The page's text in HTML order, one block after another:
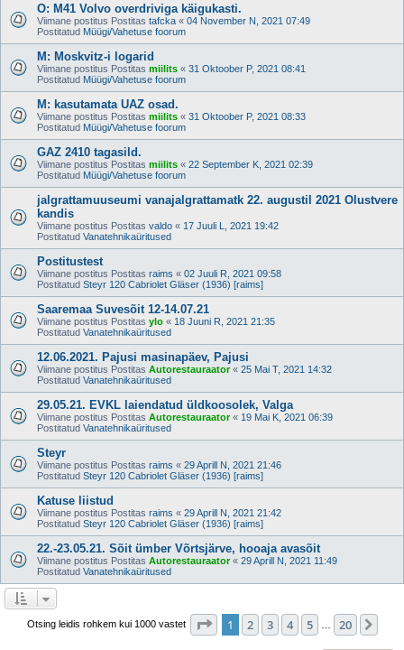
O: M41 Volvo overdriviga käigukasti.
Viimane postitus Postitas tafcka « 04 November N, 2021 07:49
Postitatud Müügi/Vahetuse foorum
M: Moskvitz-i logarid
Viimane postitus Postitas miilits « 31 Oktoober P, 2021 08:41
Postitatud Müügi/Vahetuse foorum
M: kasutamata UAZ osad.
Viimane postitus Postitas miilits « 31 Oktoober P, 2021 08:33
Postitatud Müügi/Vahetuse foorum
GAZ 2410 tagasild.
Viimane postitus Postitas miilits « 22 September K, 2021 02:39
Postitatud Müügi/Vahetuse foorum
jalgrattamuuseumi vanajalgrattamatk 22. augustil 2021 Olustvere
kandis
Viimane postitus Postitas valdo « 17 Juuli L, 2021 19:42
Postitatud Vanatehnikaüritused
Postitustest
Viimane postitus Postitas raims « 02 Juuli R, 2021 09:58
Postitatud Steyr 120 Cabriolet Gläser (1936) [raims]
Saaremaa Suvesõit 12-14.07.21
Viimane postitus Postitas ylo « 18 Juuni R, 2021 21:35
Postitatud Vanatehnikaüritused
12.06.2021. Pajusi masinapäev, Pajusi
Viimane postitus Postitas Autorestauraator« 25 Mai T, 2021 14:32
Postitatud Vanatehnikaüritused
29.05.21. EVKL laiendatud üldkoosolek, Valga
Viimane postitus Postitas Autorestauraator« 19 Mai K, 2021 06:39
Postitatud Vanatehnikaüritused
Steyr
Viimane postitus Postitas raims « 29 Aprill N, 2021 21:46
Postitatud Steyr 120 Cabriolet Gläser (1936) [raims]
Katuse liistud
Viimane postitus Postitas raims « 29 Aprill N, 2021 21:42
Postitatud Steyr 120 Cabriolet Gläser (1936) [raims]
22.-23.05.21. Sõit ümber Võrtsjärve, hooaja avasõit
Viimane postitus Postitas Autorestauraator« 29 Aprill N, 2021 11:49
Postitatud Vanatehnikaüritused
Otsing leidis rohkem kui 1000 vastet 1 . leht20 -st
1 2 3 4 5 20